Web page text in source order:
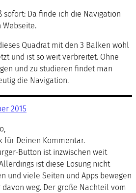
sofort: Da finde ich die Navigation
Quadrat mit den 3 Balken wohl
und ist so weit verbreitet. Ohne
und zu studieren findet man
die Navigation.
2015
für Deinen Kommentar.
Button ist inzwischen weit
ist diese Lösung nicht
und viele Seiten und Apps bewegen
weg. Der große Nachteil vom